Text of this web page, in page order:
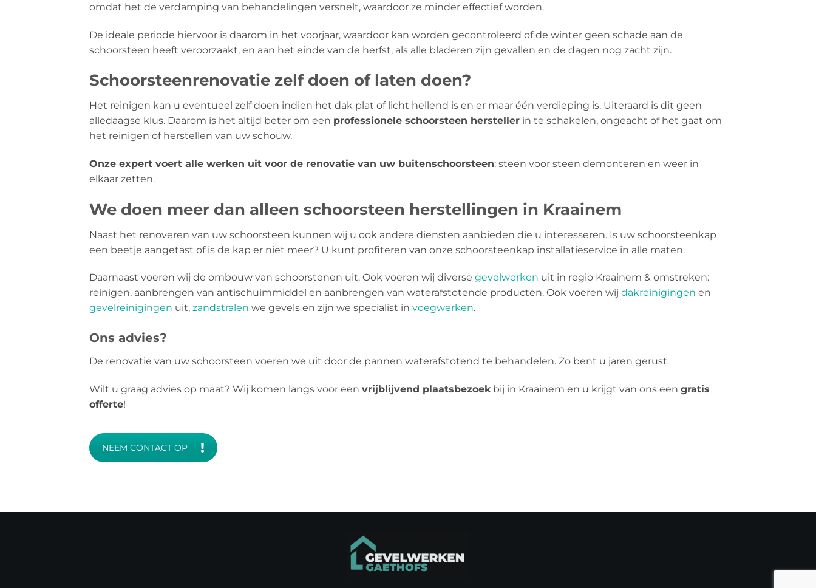
omdat het de verdamping van behandelingen versnelt, waardoor ze minder effectief worden.
De ideale periode hiervoor is daarom in het voorjaar, waardoor kan worden gecontroleerd of de winter geen schade aan de
schoorsteen heeft veroorzaakt, en aan het einde van de herfst, als alle bladeren zijn gevallen en de dagen nog zacht zijn.
Schoorsteenrenovatie zelf doen of laten doen?
Het reinigen kan u eventueel zelf doen indien het dak plat of licht hellend is en er maar één verdieping is. Uiteraard is dit geen
alledaagse klus. Daarom is het altijd beter om een ​​professionele schoorsteen hersteller in te schakelen, ongeacht of het gaat om
het reinigen of herstellen van uw schouw.
Onze expert voert alle werken uit voor de renovatie van uw buitenschoorsteen: steen voor steen demonteren en weer in
elkaar zetten.
We doen meer dan alleen schoorsteen herstellingen in Kraainem
Naast het renoveren van uw schoorsteen kunnen wij u ook andere diensten aanbieden die u interesseren. Is uw schoorsteenkap
een beetje aangetast of is de kap er niet meer? U kunt profiteren van onze schoorsteenkap installatieservice in alle maten.
Daarnaast voeren wij de ombouw van schoorstenen uit. Ook voeren wij diverse gevelwerken uit in regio Kraainem & omstreken:
reinigen, aanbrengen van antischuimmiddel en aanbrengen van waterafstotende producten. Ook voeren wij dakreinigingen en
gevelreinigingen uit, zandstralen we gevels en zijn we specialist in voegwerken.
Ons advies?
De renovatie van uw schoorsteen voeren we uit door de pannen waterafstotend te behandelen. Zo bent u jaren gerust.
Wilt u graag advies op maat? Wij komen langs voor een vrijblijvend plaatsbezoekbij in Kraainem en u krijgt van ons een gratis
offerte!
NEEM CONTACT OP